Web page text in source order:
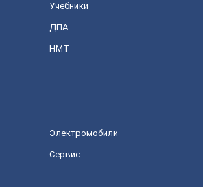
Учебники
ДПА
НМТ
Электромобили
Сервис